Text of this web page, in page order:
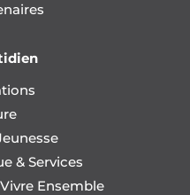
& Services
Ensemble